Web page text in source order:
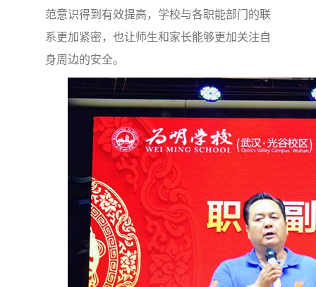
范意识得到有效提高，学校与各职能部门的联
系更加紧密，也让师生和家长能够更加关注自
身周边的安全。